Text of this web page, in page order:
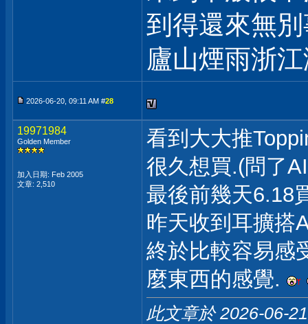
到得還來無
廬山煙雨浙
2026-06-20, 09:11 AM #28
19971984
Golden Member
加入日期: Feb 2005
文章: 2,510
看到大大推
很久想買.(問了
最後前幾天6.18
昨天收到耳擴搭
終於比較容易感
麼東西的感覺.
此文章於 2026-06-